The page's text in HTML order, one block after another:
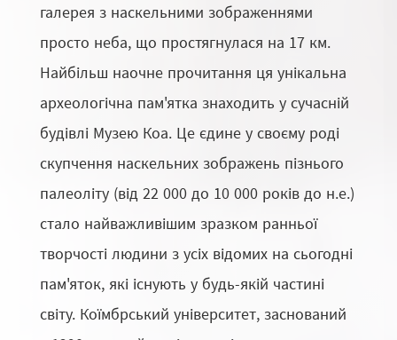
галерея з наскельними зображеннями
просто неба, що простягнулася на 17 км.
Найбільш наочне прочитання ця унікальна
археологічна пам'ятка знаходить у сучасній
будівлі Музею Коа. Це єдине у своєму роді
скупчення наскельних зображень пізнього
палеоліту (від 22 000 до 10 000 років до н.е.)
стало найважливішим зразком ранньої
творчості людини з усіх відомих на сьогодні
пам'яток, які існують у будь-якій частині
світу. Коїмбрський університет, заснований